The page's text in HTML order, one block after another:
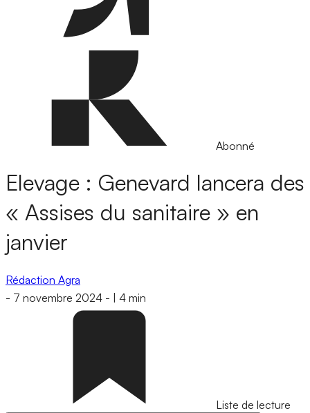
Abonné
Elevage : Genevard lancera des
« Assises du sanitaire » en
janvier
Rédaction Agra
- 7 novembre 2024 - 4 min
Liste de lecture